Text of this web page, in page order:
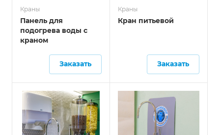
Краны
Панель для
подогрева воды с
краном
Заказать
Краны
Кран питьевой
Заказать